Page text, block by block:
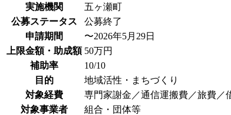
実施機関
五ヶ瀬町
公募ステータス
公募終了
申請期間
〜2026年5月29日
上限金額・助成額 50万円
補助率
10/10
目的
地域活性・まちづくり
対象経費
専門家謝金／通信運搬費／旅費／
対象事業者
組合・団体等